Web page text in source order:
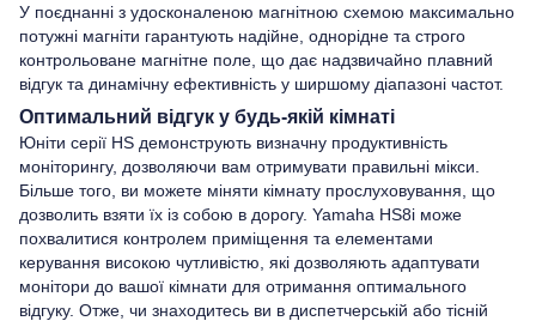
У поєднанні з удосконаленою магнітною схемою максимально
потужні магніти гарантують надійне, однорідне та строго
контрольоване магнітне поле, що дає надзвичайно плавний
відгук та динамічну ефективність у ширшому діапазоні частот.
Оптимальний відгук у будь-якій кімнаті
Юніти серії HS демонструють визначну продуктивність
моніторингу, дозволяючи вам отримувати правильні мікси.
Більше того, ви можете міняти кімнату прослуховування, що
дозволить взяти їх із собою в дорогу. Yamaha HS8i може
похвалитися контролем приміщення та елементами
керування високою чутливістю, які дозволяють адаптувати
монітори до вашої кімнати для отримання оптимального
відгуку. Отже, чи знаходитесь ви в диспетчерській або тісній